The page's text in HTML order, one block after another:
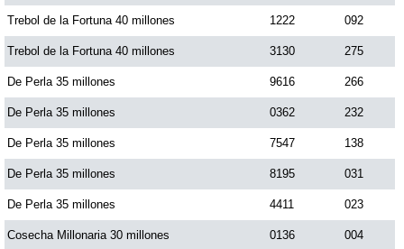
Pick 3 Día
Pick 3 Noche
Pick 4 Día
Pick 4 Noche
Trebol de la Fortuna 40 millones 1222 092
Trebol de la Fortuna 40 millones 3130 275
De Perla 35 millones 9616 266
De Perla 35 millones 0362 232
De Perla 35 millones 7547 138
De Perla 35 millones 8195 031
De Perla 35 millones 4411 023
Cosecha Millonaria 30 millones 0136 004